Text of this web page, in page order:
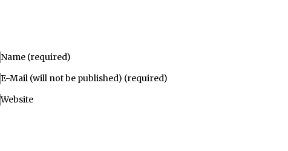
Name (required)
E-Mail (will not be published) (required)
Website